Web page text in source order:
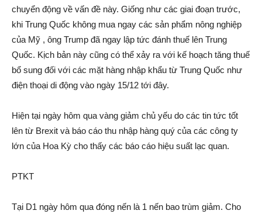
chuyển động về vấn đề này. Giống như các giai đoạn trước,
khi Trung Quốc không mua ngay các sản phẩm nông nghiệp
của Mỹ , ông Trump đã ngay lập tức đánh thuế lên Trung
Quốc. Kịch bản này cũng có thể xảy ra với kế hoạch tăng thuế
bổ sung đối với các mặt hàng nhập khẩu từ Trung Quốc như
điện thoại di động vào ngày 15/12 tới đây.
Hiện tại ngày hôm qua vàng giảm chủ yếu do các tin tức tốt
lên từ Brexit và báo cáo thu nhập hàng quý của các công ty
lớn của Hoa Kỳ cho thấy các báo cáo hiệu suất lạc quan.
PTKT
Tại D1 ngày hôm qua đóng nến là 1 nến bao trùm giảm. Cho